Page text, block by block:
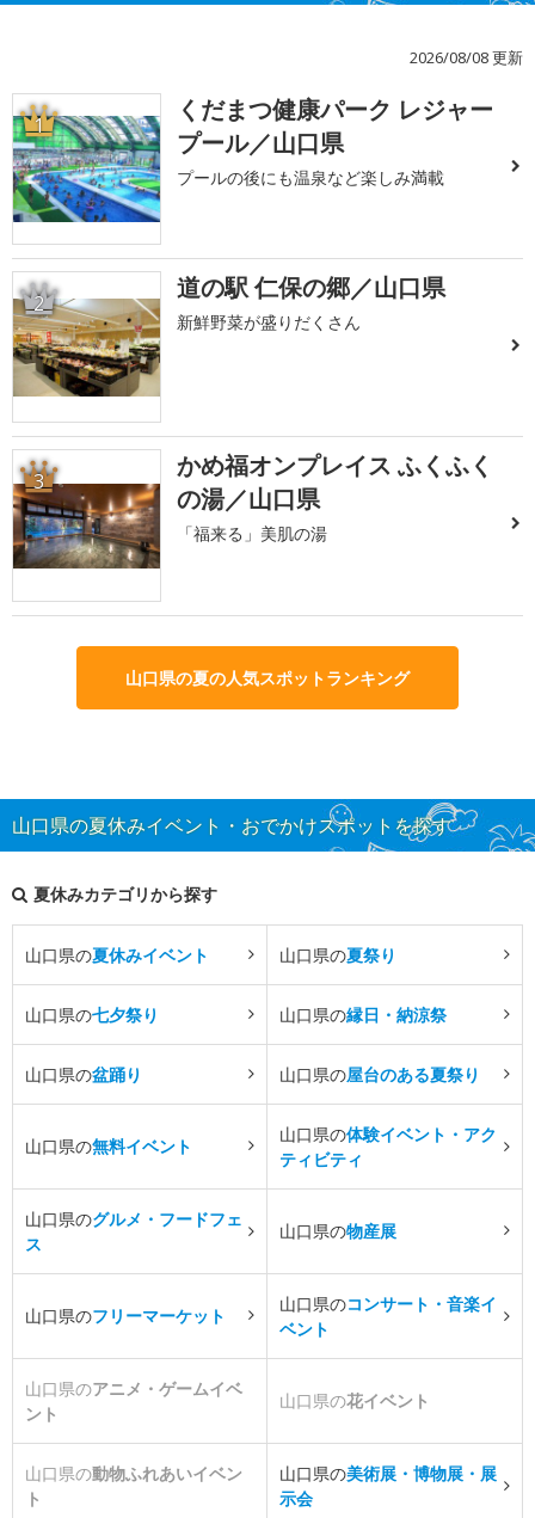
2026/08/08 更新
1
くだまつ健康パーク レジャー
プール／山口県
プールの後にも温泉など楽しみ満載
2 道の駅 仁保の郷／山口県
新鮮野菜が盛りだくさん
3
かめ福オンプレイス ふくふく
の湯／山口県
「福来る」美肌の湯
山口県の夏の人気スポットランキング
山口県の夏休みイベント・おでかけスポットを探す
夏休みカテゴリから探す
山口県の夏休みイベント 山口県の夏祭り
山口県の七夕祭り 山口県の縁日・納涼祭
山口県の盆踊り 山口県の屋台のある夏祭り
山口県の無料イベント
山口県の体験イベント・アク
ティビティ
山口県のグルメ・フードフェ
ス
山口県の物産展
山口県のフリーマーケット
山口県のコンサート・音楽イ
ベント
山口県のアニメ・ゲームイベ
ント
山口県の花イベント
山口県の動物ふれあいイベン
ト
山口県の美術展・博物展・展
示会